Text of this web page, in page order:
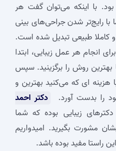
با اینکه می‌توان گفت هر
با رایج‌تر شدن جراحی‌های بینی
کاملا طبیعی تبدیل شده است.
انجام هر عمل زیبایی، ابتدا
بهترین روش را برگزینید. سپس
هزینه ای که می‌کنید بهترین و
را بدست آورد.
دکتر احمد
زیبایی بوده که شما
مشورت بگیرید. امیدواریم
راستا مفید بوده باشد.